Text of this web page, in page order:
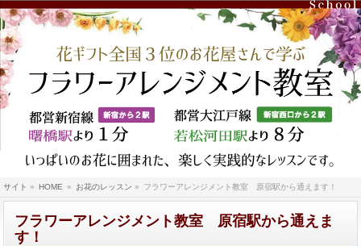
サイト » HOME » お花のレッスン » フラワーアレンジメント教室 原宿駅から通えます！
フラワーアレンジメント教室 原宿駅から通えま
す！